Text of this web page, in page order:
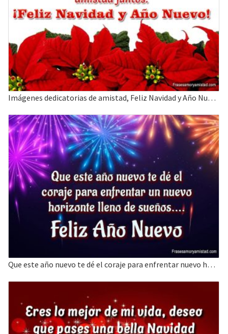
Imágenes dedicatorias de amistad, Feliz Navidad y Año Nuevo
Que este año nuevo te dé el coraje para enfrentar nuevo horizonte